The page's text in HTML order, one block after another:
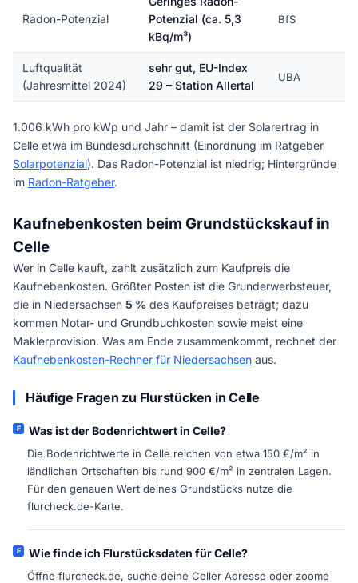
Radon-Potenzial
Potenzial (ca. 5,3
kBq/m³)
BfS
Luftqualität
(Jahresmittel 2024)
sehr gut, EU-Index
29 – Station Allertal
UBA
1.006 kWh pro kWp und Jahr – damit ist der Solarertrag in
Celle etwa im Bundesdurchschnitt (Einordnung im Ratgeber
Solarpotenzial). Das Radon-Potenzial ist niedrig; Hintergründe
im Radon-Ratgeber.
Kaufnebenkosten beim Grundstückskauf in
Celle
Wer in Celle kauft, zahlt zusätzlich zum Kaufpreis die
Kaufnebenkosten. Größter Posten ist die Grunderwerbsteuer,
die in Niedersachsen 5 % des Kaufpreises beträgt; dazu
kommen Notar- und Grundbuchkosten sowie meist eine
Maklerprovision. Was am Ende zusammenkommt, rechnet der
Kaufnebenkosten-Rechner für Niedersachsen aus.
Häufige Fragen zu Flurstücken in Celle
Was ist der Bodenrichtwert in Celle?
Die Bodenrichtwerte in Celle reichen von etwa 150 €/m² in
ländlichen Ortschaften bis rund 900 €/m² in zentralen Lagen.
Für den genauen Wert deines Grundstücks nutze die
flurcheck.de-Karte.
Wie finde ich Flurstücksdaten für Celle?
Öffne flurcheck.de, suche deine Celler Adresse oder zoome